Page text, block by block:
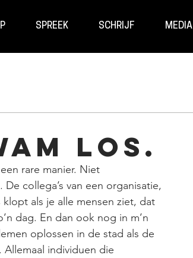
SPREEK SCHRIJF MEDIA
los.
rare manier. Niet
collega’s van een organisatie,
als je alle mensen ziet, dat
dag. En dan ook nog in m’n
oplossen in de stad als de
individuen die